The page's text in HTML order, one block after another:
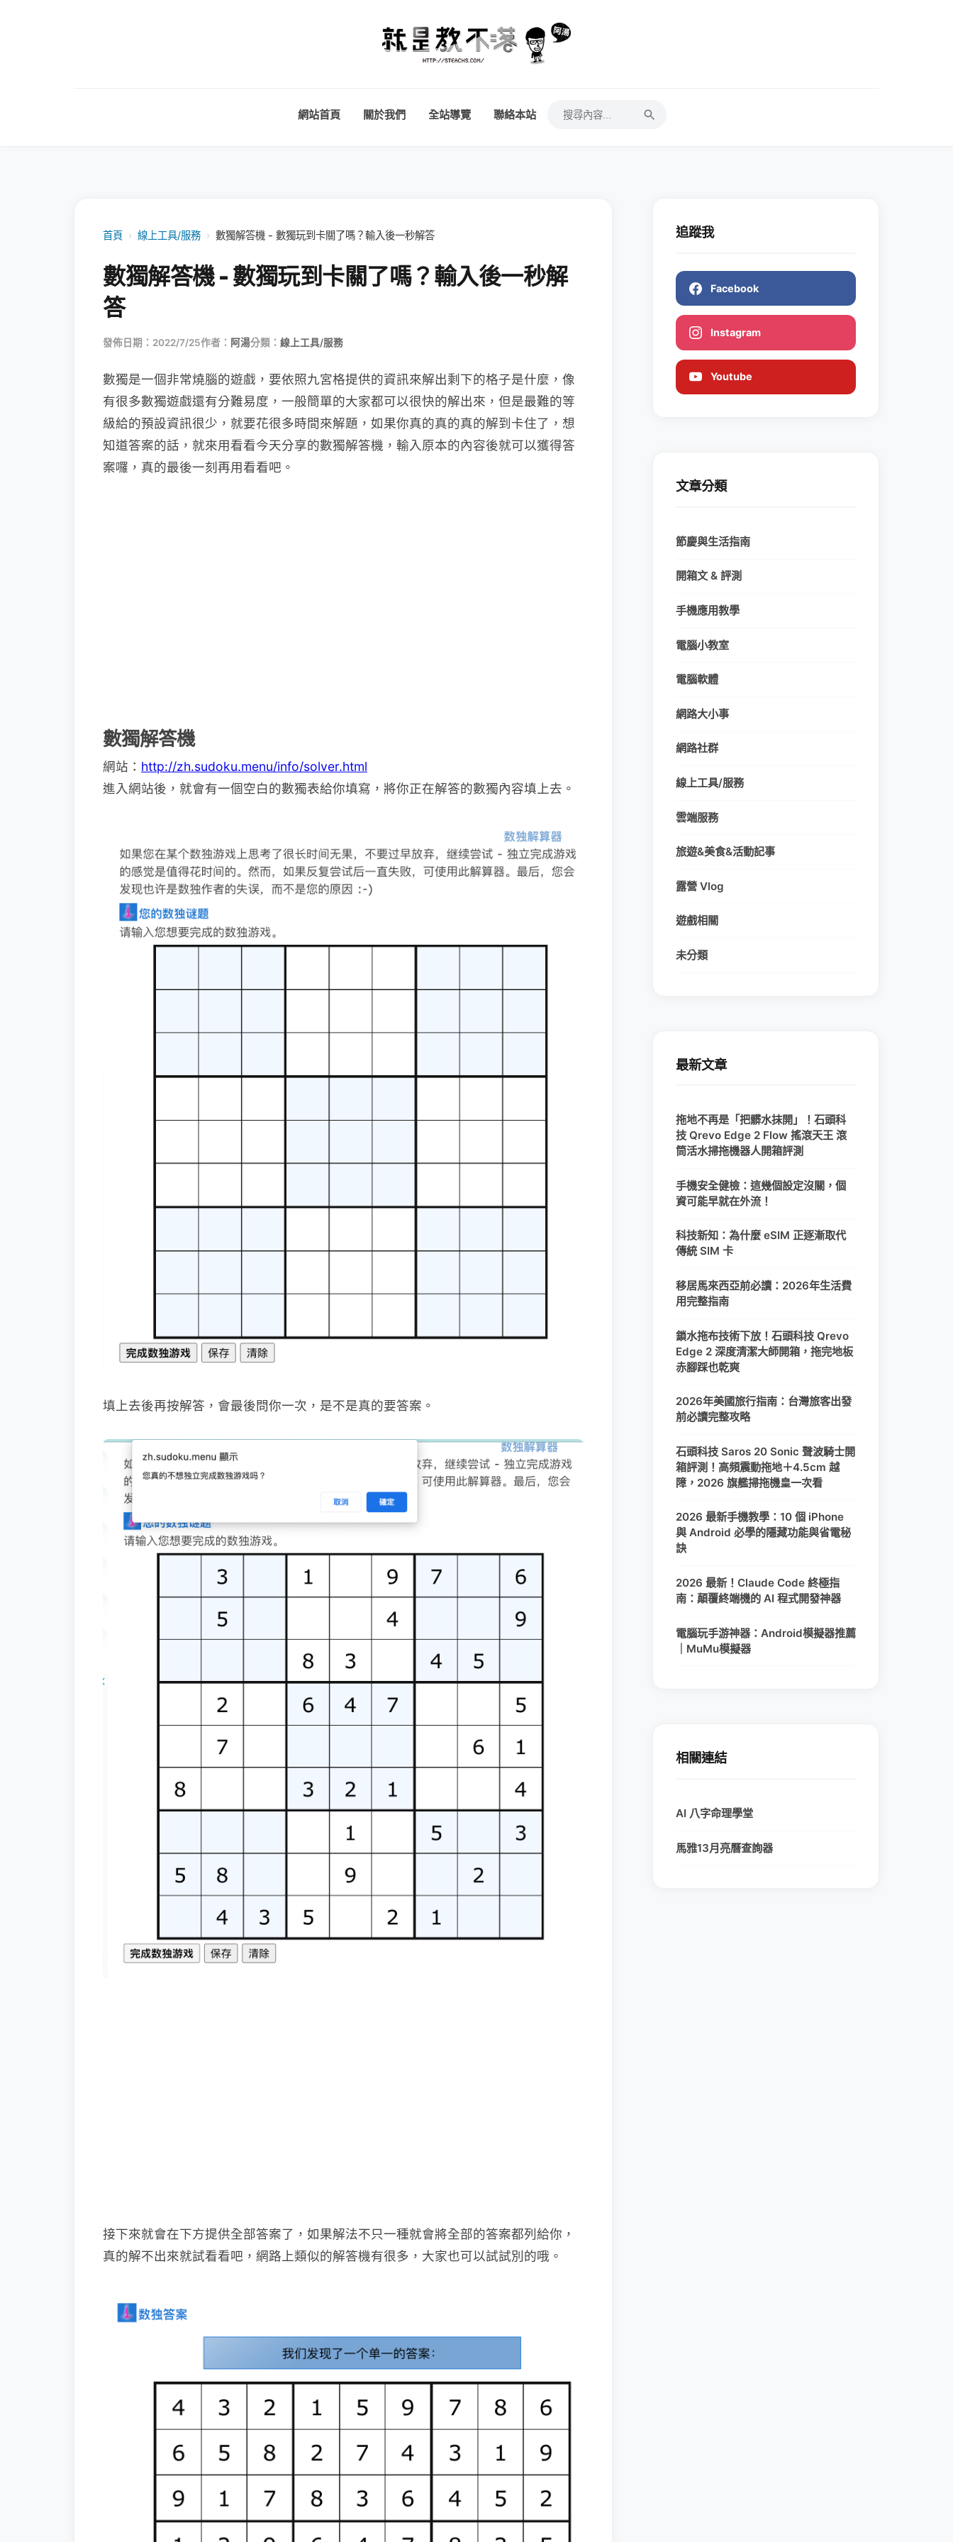
網站首頁 關於我們 全站導覽 聯絡本站
首頁 › 線上工具/服務 › 數獨解答機 - 數獨玩到卡關了嗎？輸入後一秒解答
數獨解答機 - 數獨玩到卡關了嗎？輸入後一秒解
答
發佈日期：2022/7/25作者： 阿湯分類： 線上工具/服務
數獨是一個非常燒腦的遊戲，要依照九宮格提供的資訊來解出剩下的格子是什麼，像
有很多數獨遊戲還有分難易度，一般簡單的大家都可以很快的解出來，但是最難的等
級給的預設資訊很少，就要花很多時間來解題，如果你真的真的真的解到卡住了，想
知道答案的話，就來用看看今天分享的數獨解答機，輸入原本的內容後就可以獲得答
案囉，真的最後一刻再用看看吧。
數獨解答機
網站： http://zh.sudoku.menu/info/solver.html
進入網站後，就會有一個空白的數獨表給你填寫，將你正在解答的數獨內容填上去。
填上去後再按解答，會最後問你一次，是不是真的要答案。
接下來就會在下方提供全部答案了，如果解法不只一種就會將全部的答案都列給你，
真的解不出來就試看看吧，網路上類似的解答機有很多，大家也可以試試別的哦。
追蹤我
Facebook
Instagram
Youtube
文章分類
節慶與生活指南
開箱文 & 評測
手機應用教學
電腦小教室
電腦軟體
網路大小事
網路社群
線上工具/服務
雲端服務
旅遊&美食&活動記事
露營 Vlog
遊戲相關
未分類
最新文章
拖地不再是「把髒水抹開」！石頭科
技 Qrevo Edge 2 Flow 搖滾天王 滾
筒活水掃拖機器人開箱評測
手機安全健檢：這幾個設定沒關，個
資可能早就在外流！
科技新知：為什麼 eSIM 正逐漸取代
傳統 SIM 卡
移居馬來西亞前必讀：2026年生活費
用完整指南
鎖水拖布技術下放！石頭科技 Qrevo
Edge 2 深度清潔大師開箱，拖完地板
赤腳踩也乾爽
2026年美國旅行指南：台灣旅客出發
前必讀完整攻略
石頭科技 Saros 20 Sonic 聲波騎士開
箱評測！高頻震動拖地＋4.5cm 越
障，2026 旗艦掃拖機皇一次看
2026 最新手機教學：10 個 iPhone
與 Android 必學的隱藏功能與省電秘
訣
2026 最新！Claude Code 終極指
南：顛覆終端機的 AI 程式開發神器
電腦玩手游神器：Android模擬器推薦
｜MuMu模擬器
相關連結
AI 八字命理學堂
馬雅13月亮曆查詢器